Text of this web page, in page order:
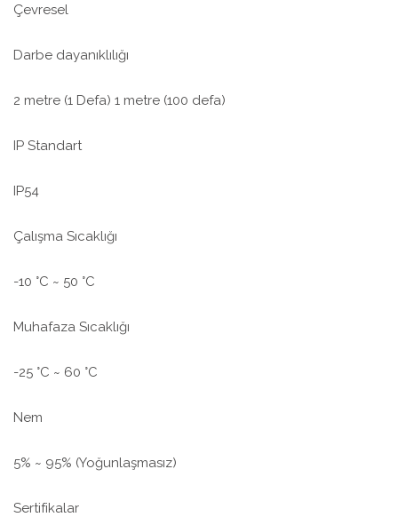
Çevresel
Darbe dayanıklılığı
2 metre (1 Defa) 1 metre (100 defa)
IP Standart
IP54
Çalışma Sıcaklığı
-10 °C ~ 50 °C
Muhafaza Sıcaklığı
-25 °C ~ 60 °C
Nem
5% ~ 95% (Yoğunlaşmasız)
Sertifikalar